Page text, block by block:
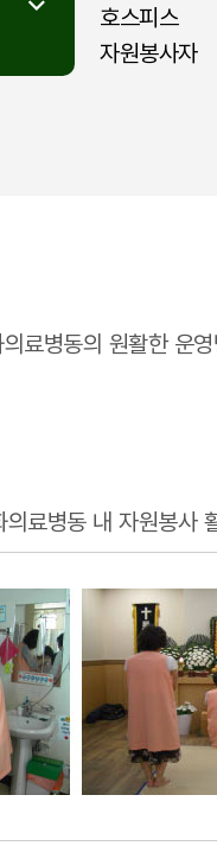
호스피스
자원봉사자
료병동의 원활한 운
료병동 내 자원봉사